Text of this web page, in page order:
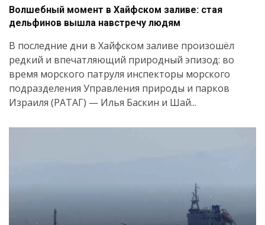
Волшебный момент в Хайфском заливе: стая
дельфинов вышла навстречу людям
В последние дни в Хайфском заливе произошёл
редкий и впечатляющий природный эпизод: во
время морского патруля инспекторы морского
подразделения Управления природы и парков
Израиля (РАТАГ) — Илья Баскин и Шай...